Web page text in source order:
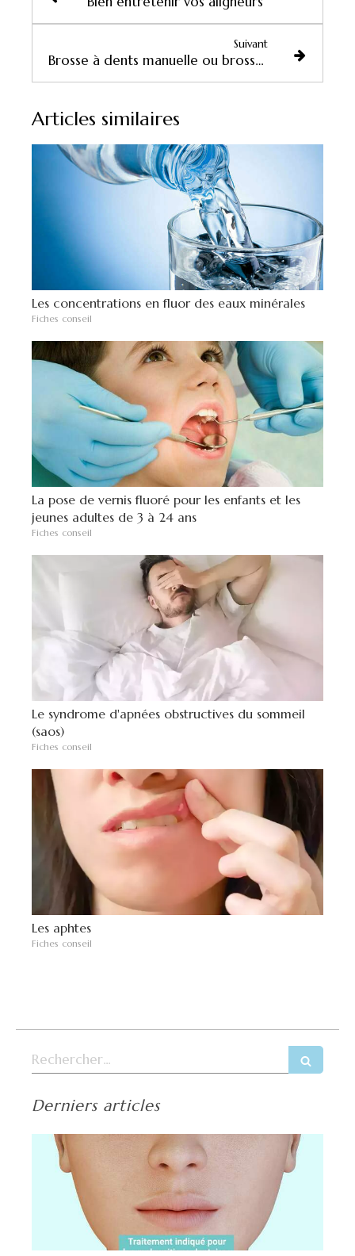
Suivant
Brosse à dents manuelle ou brosse à dents électrique ?
Articles similaires
Les concentrations en fluor des eaux minérales
Fiches conseil
La pose de vernis fluoré pour les enfants et les
jeunes adultes de 3 à 24 ans
Fiches conseil
Le syndrome d'apnées obstructives du sommeil
(saos)
Fiches conseil
Les aphtes
Fiches conseil
Rechercher
Derniers articles